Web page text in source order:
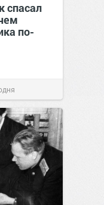
спасал
по-